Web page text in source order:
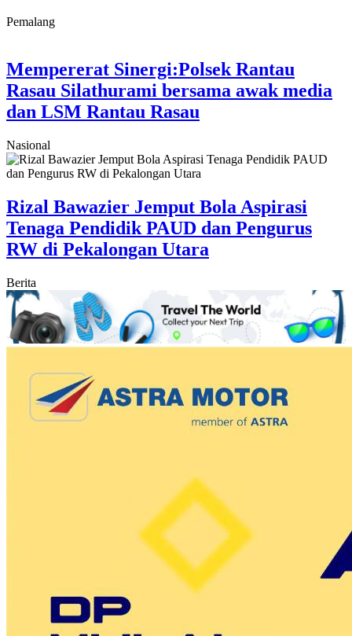
Pemalang
Mempererat Sinergi:Polsek Rantau
Rasau Silathurami bersama awak media
dan LSM Rantau Rasau
Nasional
Rizal Bawazier Jemput Bola Aspirasi
Tenaga Pendidik PAUD dan Pengurus
RW di Pekalongan Utara
Berita